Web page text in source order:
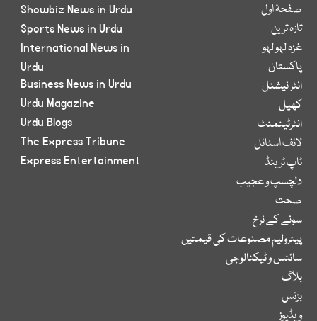
صفحۂ اول
تازہ ترین
غزہ لہو لہو
پاکستان
انٹر نیشنل
کھیل
انٹرٹینمنٹ
لائف اسٹائل
ٹاپ ٹرینڈ
دلچسپ و عجیب
صحت
سونے کے نرخ
پیٹرولیم مصنوعات کی قیمتیں
سائنس و ٹیکنالوجی
بلاگ
بزنس
ویڈیوز
Showbiz News in Urdu
Sports News in Urdu
International News in
Urdu
Business News in Urdu
Urdu Magazine
Urdu Blogs
The Express Tribune
Express Entertainment